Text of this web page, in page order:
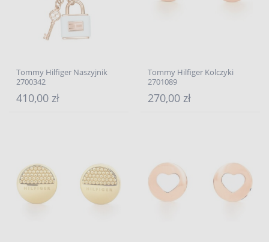
Tommy Hilfiger Naszyjnik
2700342
410,00 zł
Tommy Hilfiger Kolczyki
2701089
270,00 zł